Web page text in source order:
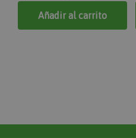
Añadir al carrito
1 año
las páginas con contenido
para recordar las